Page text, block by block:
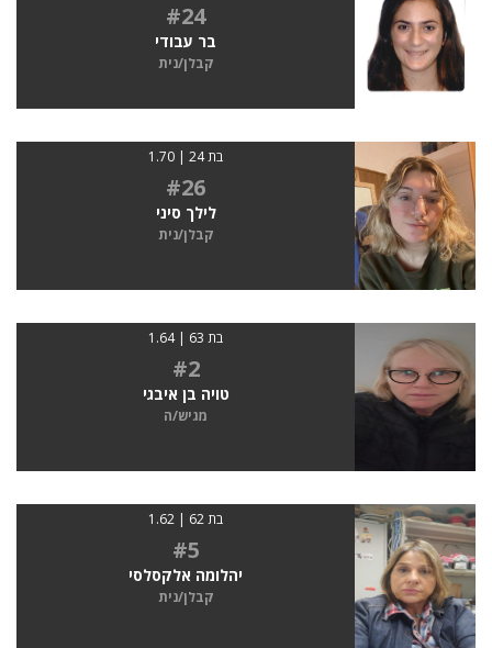
#24
בר עבודי
קבלן/נית
בת 24 | 1.70
#26
לילך סיני
קבלן/נית
בת 63 | 1.64
#2
טויה בן איבגי
מגיש/ה
בת 62 | 1.62
#5
יהלומה אלקסלסי
קבלן/נית